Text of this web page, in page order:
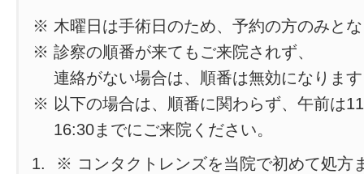
※ 木曜日は手術日のため、予約の方のみと
※ 診察の順番が来てもご来院されず、
連絡がない場合は、順番は無効になりま
※ 以下の場合は、順番に関わらず、午前は
16:30までにご来院ください。
※ コンタクトレンズを当院で初めて処方